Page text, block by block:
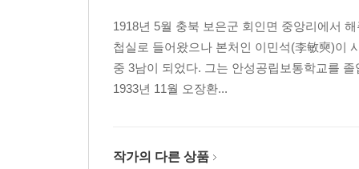
1918년 5월 충북 보은군 회인면 중앙리에서
첩실로 들어왔으나 본처인 이민석(李敏奭)이
중 3남이 되었다. 그는 안성공립보통학교를
1933년 11월 오장환...
작가의 다른 상품